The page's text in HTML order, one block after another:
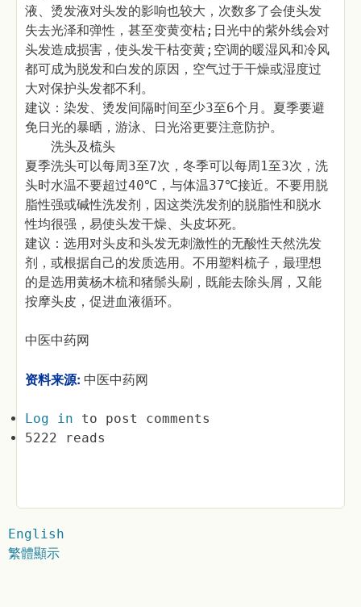
液、烫发液对头发的影响也较大，次数多了会使头发
失去光泽和弹性，甚至变黄变枯;日光中的紫外线会对
头发造成损害，使头发干枯变黄;空调的暖湿风和冷风
都可成为脱发和白发的原因，空气过于干燥或湿度过
大对保护头发都不利。
建议：染发、烫发间隔时间至少3至6个月。夏季要避
免日光的暴晒，游泳、日光浴更要注意防护。
洗头及梳头
夏季洗头可以每周3至7次，冬季可以每周1至3次，洗
头时水温不要超过40℃，与体温37℃接近。不要用脱
脂性强或碱性洗发剂，因这类洗发剂的脱脂性和脱水
性均很强，易使头发干燥、头皮坏死。
建议：选用对头皮和头发无刺激性的无酸性天然洗发
剂，或根据自己的发质选用。不用塑料梳子，最理想
的是选用黄杨木梳和猪鬃头刷，既能去除头屑，又能
按摩头皮，促进血液循环。
中医中药网
资料来源: 中医中药网
Log in to post comments
5222 reads
English
繁體顯示